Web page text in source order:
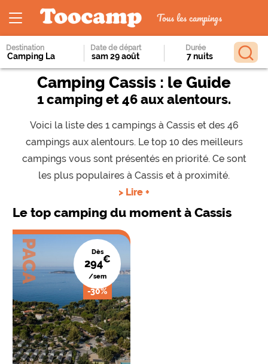
Tous les campings
Destination Date de départ Durée
Camping Cassis : le Guide
1 camping et 46 aux alentours.
Voici la liste des 1 campings à Cassis et des 46
campings aux alentours. Le top 10 des meilleurs
campings vous sont présentés en priorité. Ce sont
les plus populaires à Cassis et à proximité.
> Lire +
Le top camping du moment à Cassis
PACA Dès
294€
/sem
-30%